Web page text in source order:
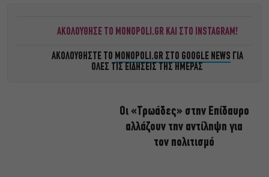
ΑΚΟΛΟΥΘΗΣΕ ΤΟ MONOPOLI.GR ΚΑΙ ΣΤΟ INSTAGRAM!
ΑΚΟΛΟΥΘΗΣΤΕ ΤΟ MONOPOLI.GR ΣΤΟ GOOGLE NEWS ΓΙΑ
ΟΛΕΣ ΤΙΣ ΕΙΔΗΣΕΙΣ ΤΗΣ ΗΜΕΡΑΣ
Οι «Τρωάδες» στην Επίδαυρο
αλλάζουν την αντίληψη για
τον πολιτισμό